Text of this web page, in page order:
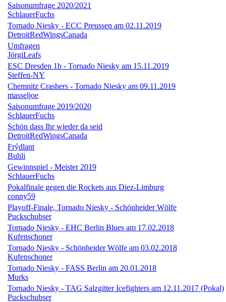
Saisonumfrage 2020/2021
SchlauerFuchs
Tornado Niesky - ECC Preussen am 02.11.2019
DetroitRedWingsCanada
Umfragen
JörgiLeafs
ESC Dresden 1b - Tornado Niesky am 15.11.2019
Steffen-NY
Chemnitz Crashers - Tornado Niesky am 09.11.2019
masseljoe
Saisonumfrage 2019/2020
SchlauerFuchs
Schön dass Ihr wieder da seid
DetroitRedWingsCanada
Frýdlant
Buhli
Gewinnspiel - Meister 2019
SchlauerFuchs
Pokalfinale gegen die Rockets aus Diez-Limburg
conny59
Playoff-Finale, Tornado Niesky - Schönheider Wölfe
Puckschubser
Tornado Niesky - EHC Berlin Blues am 17.02.2018
Kufenschoner
Tornado Niesky - Schönheider Wölfe am 03.02.2018
Kufenschoner
Tornado Niesky - FASS Berlin am 20.01.2018
Murks
Tornado Niesky - TAG Salzgitter Icefighters am 12.11.2017 (Pokal)
Puckschubser